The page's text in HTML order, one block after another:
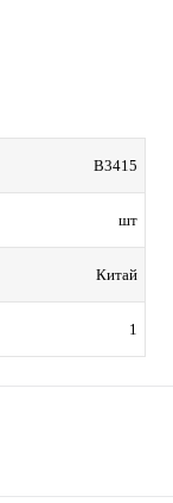
B3415
шт
Китай
1